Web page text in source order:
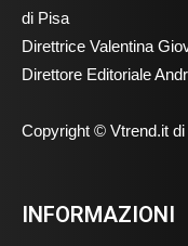
di Pisa
Direttrice Valentina
Direttore Editoriale
Copyright © Vtrend.it
INFORMAZIONI